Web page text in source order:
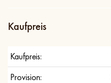
Kaufpreis
Kaufpreis:
Provision: